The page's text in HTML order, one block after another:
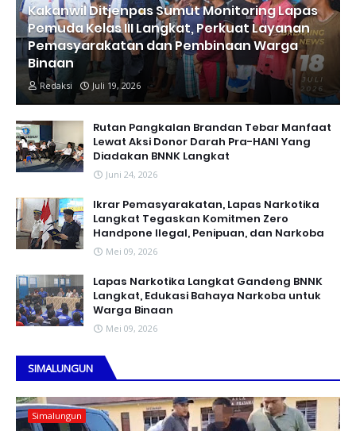
Kakanwil Ditjenpas Sumut Monitoring Lapas
Pemuda Kelas III Langkat, Perkuat Layanan
Pemasyarakatan dan Pembinaan Warga
Binaan
Redaksi Juli 19, 2026
Rutan Pangkalan Brandan Tebar Manfaat
Lewat Aksi Donor Darah Pra-HANI Yang
Diadakan BNNK Langkat
Juni 24, 2026
Ikrar Pemasyarakatan, Lapas Narkotika
Langkat Tegaskan Komitmen Zero
Handpone llegal, Penipuan, dan Narkoba
Mei 09, 2026
Lapas Narkotika Langkat Gandeng BNNK
Langkat, Edukasi Bahaya Narkoba untuk
Warga Binaan
Mei 09, 2026
SIMALUNGUN
Simalungun